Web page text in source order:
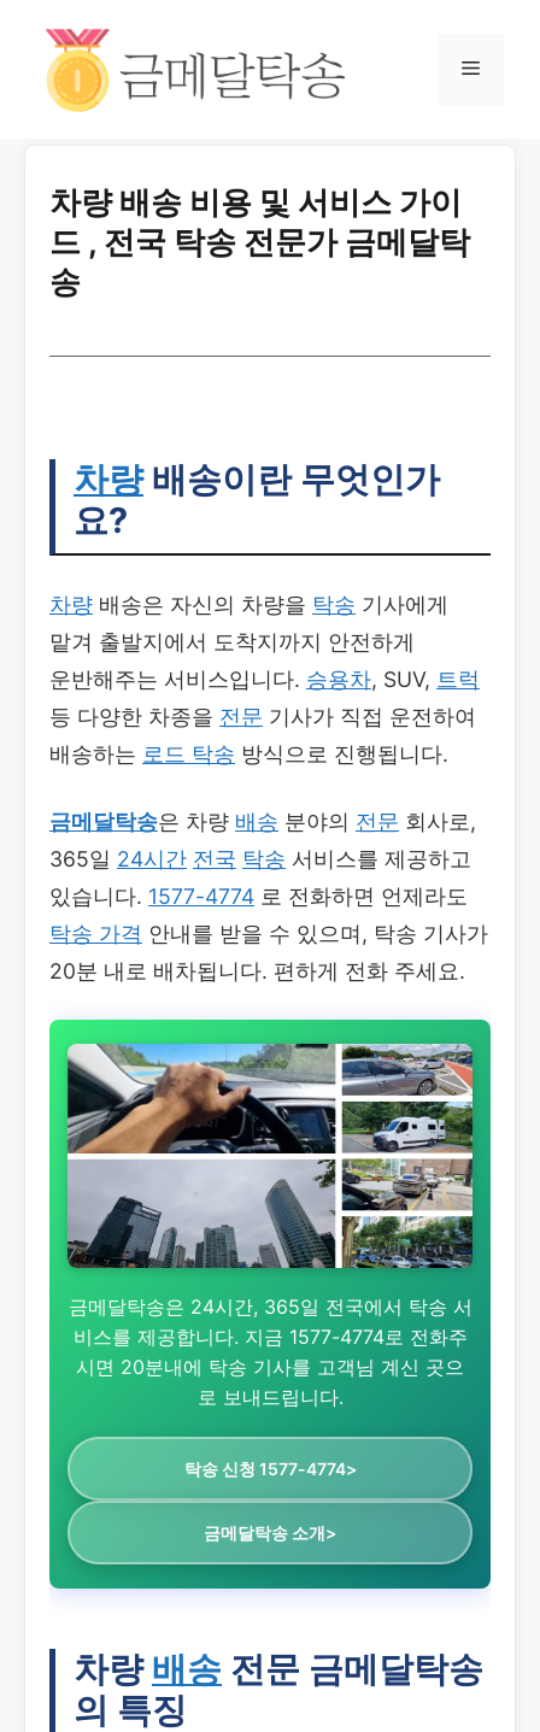
차량 배송 비용 및 서비스 가이
드 , 전국 탁송 전문가 금메달탁
송
차량배송이란 무엇인가
요?
차량 배송은 자신의 차량을 탁송 기사에게
맡겨 출발지에서 도착지까지 안전하게
운반해주는 서비스입니다. 승용차, SUV, 트럭
등 다양한 차종을 전문 기사가 직접 운전하여
배송하는 로드 탁송 방식으로 진행됩니다.
금메달탁송은 차량 배송 분야의 전문 회사로,
365일 24시간 전국 탁송 서비스를 제공하고
있습니다. 1577-4774 로 전화하면 언제라도
탁송 가격 안내를 받을 수 있으며, 탁송 기사가
20분 내로 배차됩니다. 편하게 전화 주세요.
금메달탁송은 24시간, 365일 전국에서 탁송 서
비스를 제공합니다. 지금 1577-4774로 전화주
시면 20분내에 탁송 기사를 고객님 계신 곳으
로 보내드립니다.
탁송 신청 1577-4774>
금메달탁송 소개>
차량 배송 전문 금메달탁송
의 특징